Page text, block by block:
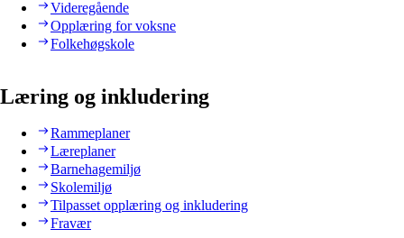
Videregående
Opplæring for voksne
Folkehøgskole
Læring og inkludering
Rammeplaner
Læreplaner
Barnehagemiljø
Skolemiljø
Tilpasset opplæring og inkludering
Fravær